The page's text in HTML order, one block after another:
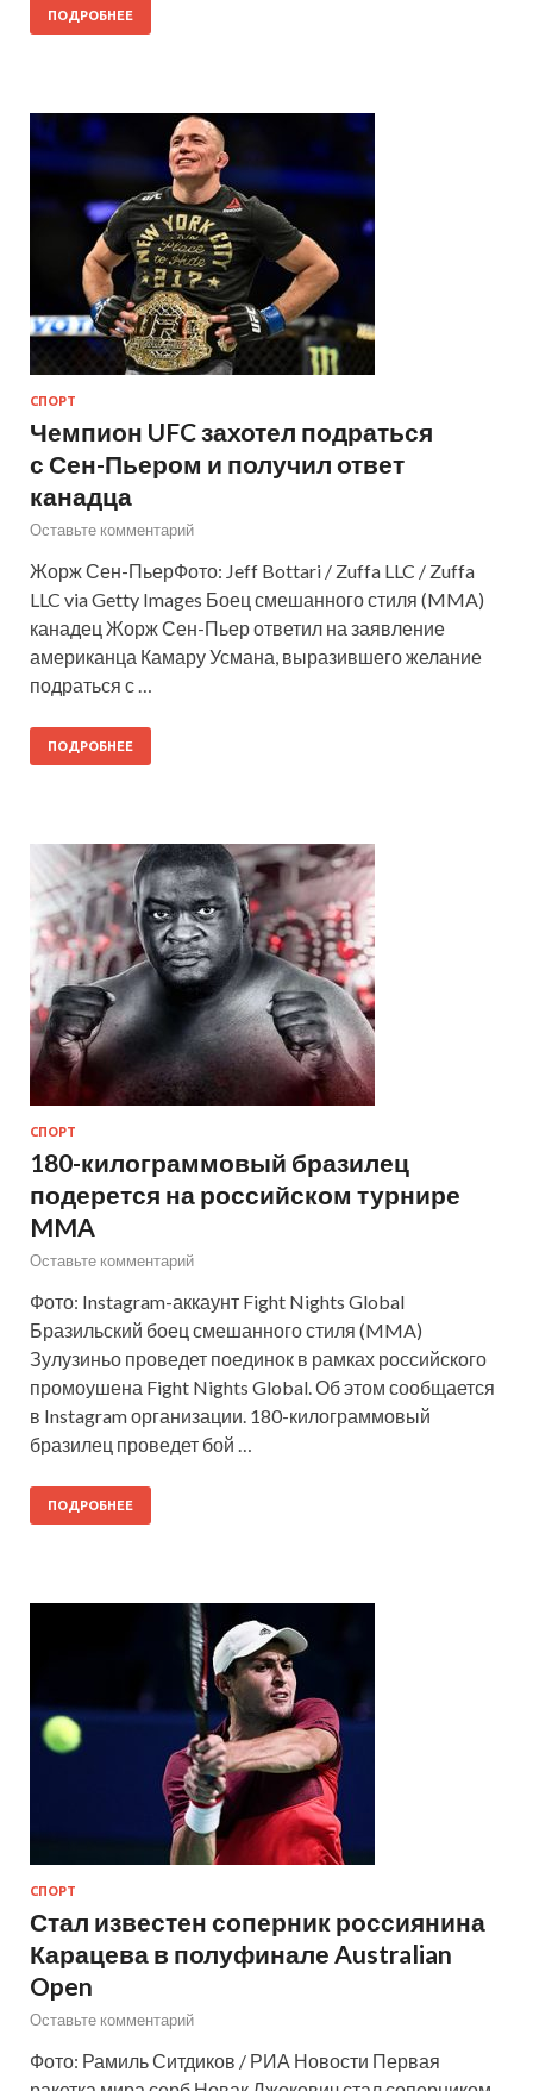
ПОДРОБНЕЕ
СПОРТ
Чемпион UFC захотел подраться
с Сен-Пьером и получил ответ
канадца
Оставьте комментарий
Жорж Сен-ПьерФото: Jeff Bottari / Zuffa LLC / Zuffa
LLC via Getty Images Боец смешанного стиля (MMA)
канадец Жорж Сен-Пьер ответил на заявление
американца Камару Усмана, выразившего желание
подраться с …
ПОДРОБНЕЕ
СПОРТ
180-килограммовый бразилец
подерется на российском турнире
MMA
Оставьте комментарий
Фото: Instagram-аккаунт Fight Nights Global
Бразильский боец смешанного стиля (MMA)
Зулузиньо проведет поединок в рамках российского
промоушена Fight Nights Global. Об этом сообщается
в Instagram организации. 180-килограммовый
бразилец проведет бой …
ПОДРОБНЕЕ
СПОРТ
Стал известен соперник россиянина
Карацева в полуфинале Australian
Open
Оставьте комментарий
Фото: Рамиль Ситдиков / РИА Новости Первая